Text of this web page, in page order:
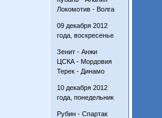
Локомотив - Волга
09 декабря 2012
года, воскресенье
Зенит - Анжи
ЦСКА - Мордовия
Терек - Динамо
10 декабря 2012
года, понедельник
Рубин - Спартак